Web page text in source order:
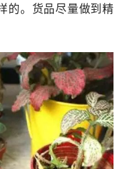
的。货品尽量做到精